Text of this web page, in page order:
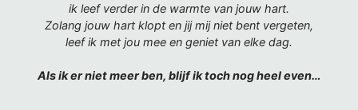
ik leef verder in de warmte van jouw hart.
Zolang jouw hart klopt en jij mij niet bent vergeten,
leef ik met jou mee en geniet van elke dag.
Als ik er niet meer ben, blijf ik toch nog heel even…